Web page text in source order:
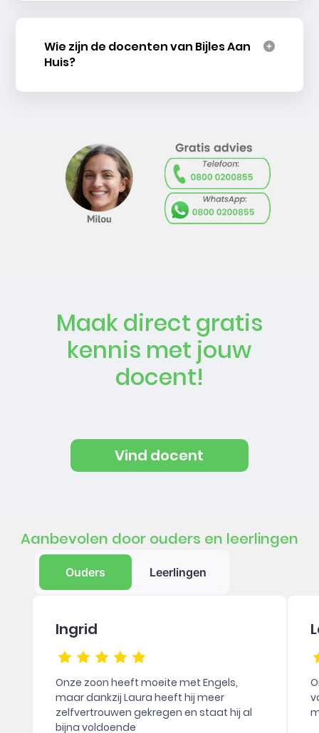
Wie zijn de docenten van Bijles Aan
Huis?
Maak direct gratis
kennis met jouw
docent!
Vind docent
Aanbevolen door ouders en leerlingen
Ouders Leerlingen
Ingrid
Onze zoon heeft moeite met Engels,
maar dankzij Laura heeft hij meer
zelfvertrouwen gekregen en staat hij al
bijna voldoende